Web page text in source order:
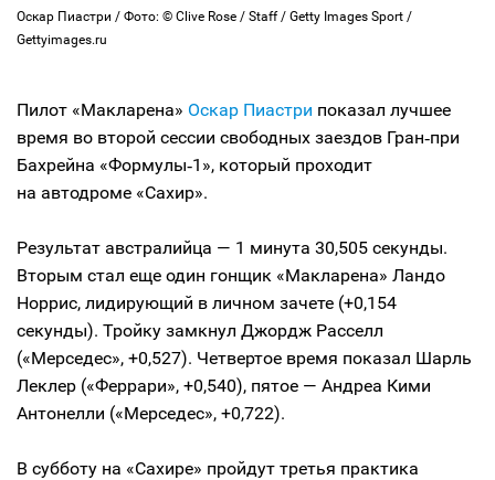
Оскар Пиастри / Фото: © Clive Rose / Staff / Getty Images Sport /
Gettyimages.ru
Пилот «Макларена» Оскар Пиастри показал лучшее
время во второй сессии свободных заездов Гран‑при
Бахрейна «Формулы‑1», который проходит
на автодроме «Сахир».
Результат австралийца — 1 минута 30,505 секунды.
Вторым стал еще один гонщик «Макларена» Ландо
Норрис, лидирующий в личном зачете (+0,154
секунды). Тройку замкнул Джордж Расселл
(«Мерседес», +0,527). Четвертое время показал Шарль
Леклер («Феррари», +0,540), пятое — Андреа Кими
Антонелли («Мерседес», +0,722).
В субботу на «Сахире» пройдут третья практика